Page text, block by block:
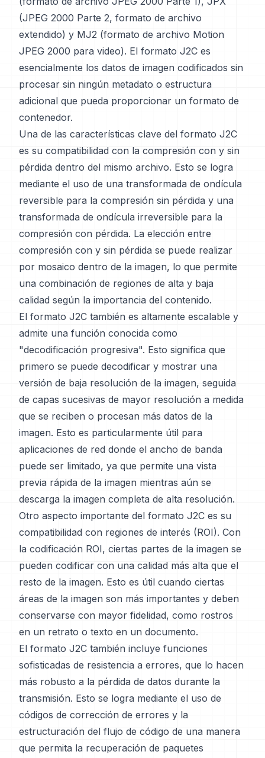
(JPEG 2000 Parte 2, formato de archivo
extendido) y MJ2 (formato de archivo Motion
JPEG 2000 para video). El formato J2C es
esencialmente los datos de imagen codificados sin
procesar sin ningún metadato o estructura
adicional que pueda proporcionar un formato de
contenedor.
Una de las características clave del formato J2C
es su compatibilidad con la compresión con y sin
pérdida dentro del mismo archivo. Esto se logra
mediante el uso de una transformada de ondícula
reversible para la compresión sin pérdida y una
transformada de ondícula irreversible para la
compresión con pérdida. La elección entre
compresión con y sin pérdida se puede realizar
por mosaico dentro de la imagen, lo que permite
una combinación de regiones de alta y baja
calidad según la importancia del contenido.
El formato J2C también es altamente escalable y
admite una función conocida como
"decodificación progresiva". Esto significa que
primero se puede decodificar y mostrar una
versión de baja resolución de la imagen, seguida
de capas sucesivas de mayor resolución a medida
que se reciben o procesan más datos de la
imagen. Esto es particularmente útil para
aplicaciones de red donde el ancho de banda
puede ser limitado, ya que permite una vista
previa rápida de la imagen mientras aún se
descarga la imagen completa de alta resolución.
Otro aspecto importante del formato J2C es su
compatibilidad con regiones de interés (ROI). Con
la codificación ROI, ciertas partes de la imagen se
pueden codificar con una calidad más alta que el
resto de la imagen. Esto es útil cuando ciertas
áreas de la imagen son más importantes y deben
conservarse con mayor fidelidad, como rostros
en un retrato o texto en un documento.
El formato J2C también incluye funciones
sofisticadas de resistencia a errores, que lo hacen
más robusto a la pérdida de datos durante la
transmisión. Esto se logra mediante el uso de
códigos de corrección de errores y la
estructuración del flujo de código de una manera
que permita la recuperación de paquetes